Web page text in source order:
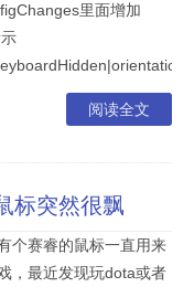
里面增加
阅读全文
标突然很飘
赛睿的鼠标一直用来
，最近发现玩dota或者